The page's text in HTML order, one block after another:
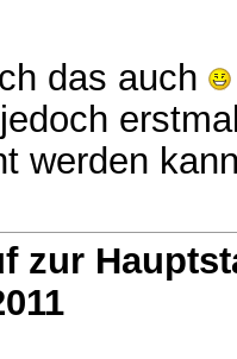
das auch
werden
zur